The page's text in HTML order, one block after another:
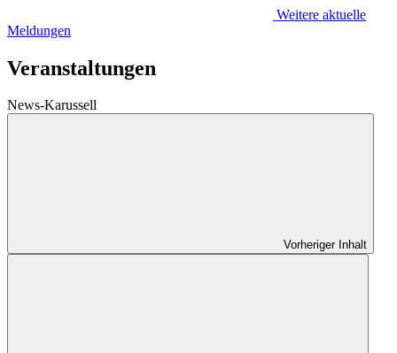
Weitere aktuelle
Meldungen
Veranstaltungen
News-Karussell
Vorheriger Inhalt